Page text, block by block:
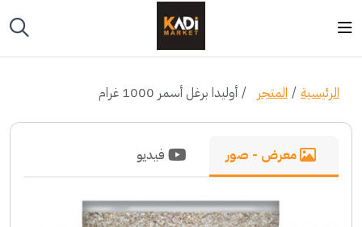
الرئيسية المتجر أوليدا برغل أسمر 1000 غرام
معرض - صور فيديو